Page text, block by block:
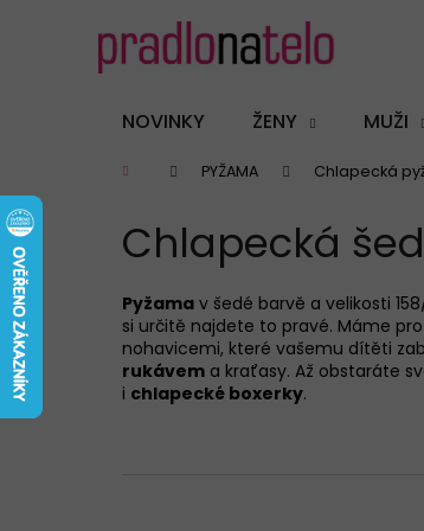
NOVINKY ŽENY MUŽI
Domů PYŽAMA Chlapecká
Chlapecká
Pyžama v šedé barvě a velikosti
si určitě najdete to pravé. Máme
nohavicemi, které vašemu dítěti
rukávem a kraťasy. Až obstaráte
i chlapecké boxerky.
Zpět
Zpět